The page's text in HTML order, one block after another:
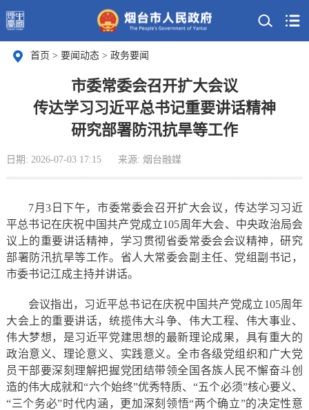
首页 > 要闻动态 > 政务要闻
市委常委会召开扩大会议
传达学习习近平总书记重要讲话精神
研究部署防汛抗旱等工作
日期: 2026-07-03 17:15 来源: 烟台融媒
7月3日下午，市委常委会召开扩大会议，传达学习习近
平总书记在庆祝中国共产党成立105周年大会、中央政治局会
议上的重要讲话精神，学习贯彻省委常委会会议精神，研究
部署防汛抗旱等工作。省人大常委会副主任、党组副书记，
市委书记江成主持并讲话。
会议指出，习近平总书记在庆祝中国共产党成立105周年
大会上的重要讲话，统揽伟大斗争、伟大工程、伟大事业、
伟大梦想，是习近平党建思想的最新理论成果，具有重大的
政治意义、理论意义、实践意义。全市各级党组织和广大党
员干部要深刻理解把握党团结带领全国各族人民不懈奋斗创
造的伟大成就和“六个始终”优秀特质、“五个必须”核心要义、
“三个务必”时代内涵，更加深刻领悟“两个确立”的决定性意